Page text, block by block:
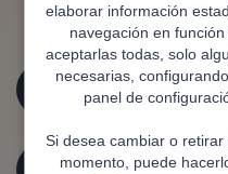
elaborar información
navegación en
aceptarlas todas, solo
necesarias,
panel de
Si desea cambiar o
momento, puede